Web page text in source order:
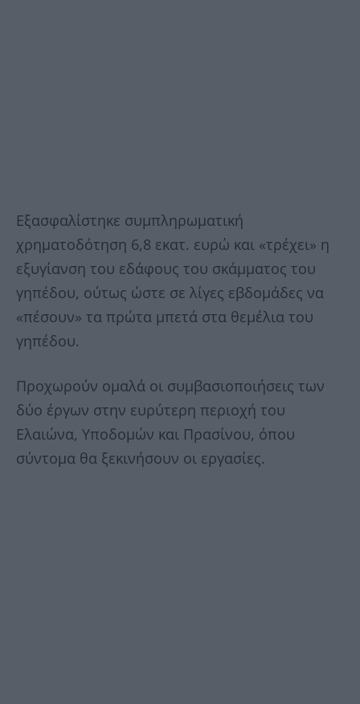
Εξασφαλίστηκε συμπληρωματική
χρηματοδότηση 6,8 εκατ. ευρώ και «τρέχει» η
εξυγίανση του εδάφους του σκάμματος του
γηπέδου, ούτως ώστε σε λίγες εβδομάδες να
«πέσουν» τα πρώτα μπετά στα θεμέλια του
γηπέδου.
Προχωρούν ομαλά οι συμβασιοποιήσεις των
δύο έργων στην ευρύτερη περιοχή του
Ελαιώνα, Υποδομών και Πρασίνου, όπου
σύντομα θα ξεκινήσουν οι εργασίες.